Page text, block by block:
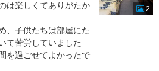
は楽しくてありがたか
、子供たちは部屋にた
て苦労していました
を過ごせてよかったで
2